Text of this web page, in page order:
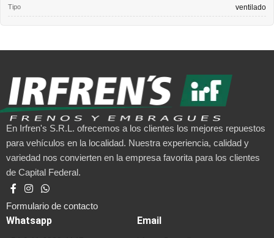
Tipo ventilado
En Irfren's S.R.L. ofrecemos a los clientes los mejores repuestos
para vehículos en la localidad. Nuestra experiencia, calidad y
variedad nos convierten en la empresa favorita para los clientes
de Capital Federal.
Formulario de contacto
Whatsapp Email